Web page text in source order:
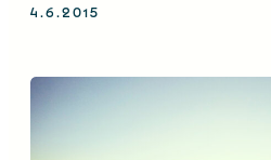
4.6.2015